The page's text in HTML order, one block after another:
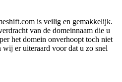
is veilig en gemakkelijk.
van de domeinnaam die u
het domein onverhoopt toch niet
wij er uiteraard voor dat u zo snel